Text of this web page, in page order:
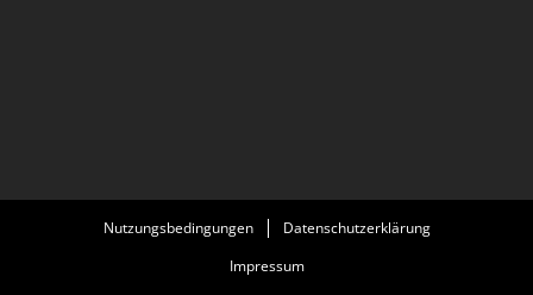
Nutzungsbedingungen
Datenschutzerklärung
Impressum